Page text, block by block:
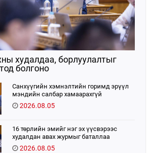
худалдаа, борлуулалтыг
болгоно
Санхүүгийн хэмнэлтийн горимд эрүүл
мэндийн салбар хамаарахгүй
2026.08.05
16 төрлийн эмийг нэг эх үүсвэрээс
худалдан авах журмыг баталлаа
2026.08.05